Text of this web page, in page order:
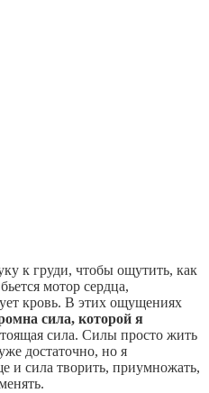
к груди, чтобы ощутить, как
мотор сердца,
кровь. В этих ощущениях
сила, которой я
сила. Силы просто жить
достаточно, но я
и сила творить, приумножать,